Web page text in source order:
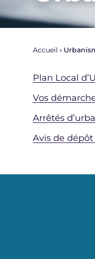
Accueil
Plan Local
Vos
Arrêtés
Avis de